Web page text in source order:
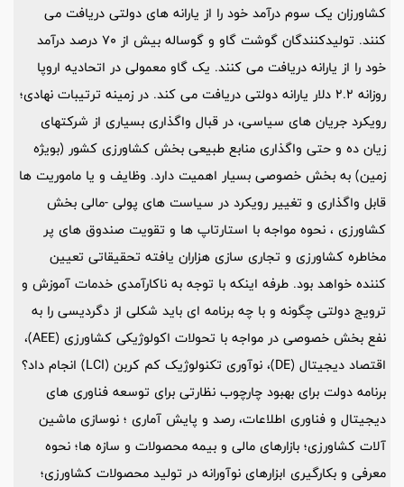
کشاورزان یک سوم درآمد خود را از یارانه های دولتی دریافت می
کنند. تولیدکنندگان گوشت گاو و گوساله بیش از 70 درصد درآمد
خود را از یارانه دریافت می کنند. یک گاو معمولی در اتحادیه اروپا
روزانه 2.2 دلار یارانه دولتی دریافت می کند. در زمینه ترتیبات نهادی؛
رویکرد جریان های سیاسی، در قبال واگذاری بسیاری از شرکتهای
زیان ده و حتی واگذاری منابع طبیعی بخش کشاورزی کشور (بویژه
زمین) به بخش خصوصی بسیار اهمیت دارد. وظایف و یا ماموریت ها
قابل واگذاری و تغییر رویکرد در سیاست های پولی -مالی بخش
کشاورزی ، نحوه مواجه با استارتاپ ها و تقویت صندوق های پر
مخاطره کشاورزی و تجاری سازی هزاران یافته تحقیقاتی تعیین
کننده خواهد بود. طرفه اینکه با توجه به ناکارآمدی خدمات آموزش و
ترویج دولتی چگونه و با چه برنامه ای باید شکلی از دگردیسی را به
نفع بخش خصوصی در مواجه با تحولات اکولوژیکی کشاورزی (AEE)،
اقتصاد دیجیتال (DE)، نوآوری تکنولوژیک کم کربن (LCI) انجام داد؟
برنامه دولت برای بهبود چارچوب نظارتی برای توسعه فناوری های
دیجیتال و فناوری اطلاعات، رصد و پایش آماری ؛ نوسازی ماشین
آلات کشاورزی؛ بازارهای مالی و بیمه محصولات و سازه ها؛ نحوه
معرفی و بکارگیری ابزارهای نوآورانه در تولید محصولات کشاورزی؛